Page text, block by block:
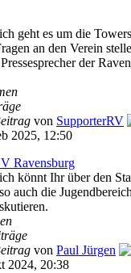
geht es um die
an den Verein
der
von SupporterRV
2025, 12:50
Ravensburg
könnt Ihr über den
auch die
von Paul Jürgen
2024, 20:38